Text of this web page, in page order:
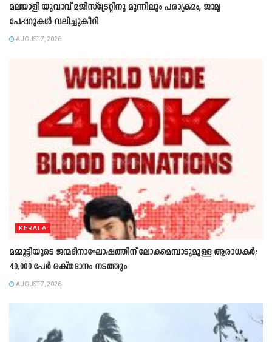
മലയാളി യുവാവ് മജിസ്ട്രേറ്റിനു മുന്നിലും പരാക്രമം, ജാമ്യ
പേപ്പറുകൾ വലിച്ചുകീറി
AUGUST 7, 2026
KERALA
മമ്മൂട്ടിയുടെ ജന്മദിനാഘോഷത്തിന് ലോകമെമ്പാടുമുള്ള ആരാധകർ;
40,000 പേർ രക്തദാനം നടത്തും
AUGUST 7, 2026